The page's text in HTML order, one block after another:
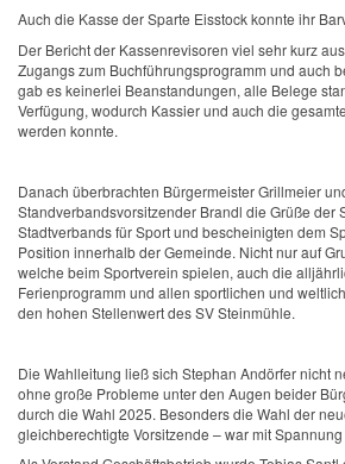
Auch die Kasse der Sparte Eisstock konnte ihr
Der Bericht der Kassenrevisoren viel sehr kurz
Zugangs zum Buchführungsprogramm und auch
gab es keinerlei Beanstandungen, alle Belege
Verfügung, wodurch Kassier und auch die
werden konnte.
Danach überbrachten Bürgermeister Grillmeier
Standverbandsvorsitzender Brandl die Grüße der
Stadtverbands für Sport und bescheinigten dem
Position innerhalb der Gemeinde. Nicht nur auf
welche beim Sportverein spielen, auch die
Ferienprogramm und allen sportlichen und
den hohen Stellenwert des SV Steinmühle.
Die Wahlleitung ließ sich Stephan Andörfer nicht
ohne große Probleme unter den Augen beider
durch die Wahl 2025. Besonders die Wahl der
gleichberechtigte Vorsitzende – war mit